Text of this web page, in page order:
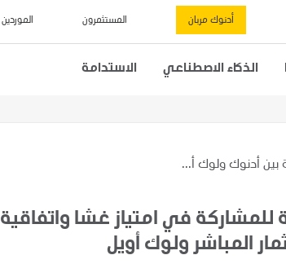
أدنوك مربان المستثمرون الموردين
الذكاء الاصطناعي الاستدامة
بين أدنوك ولوك أ...
للمشاركة في امتياز غشا واتفاقية
المباشر ولوك أويل